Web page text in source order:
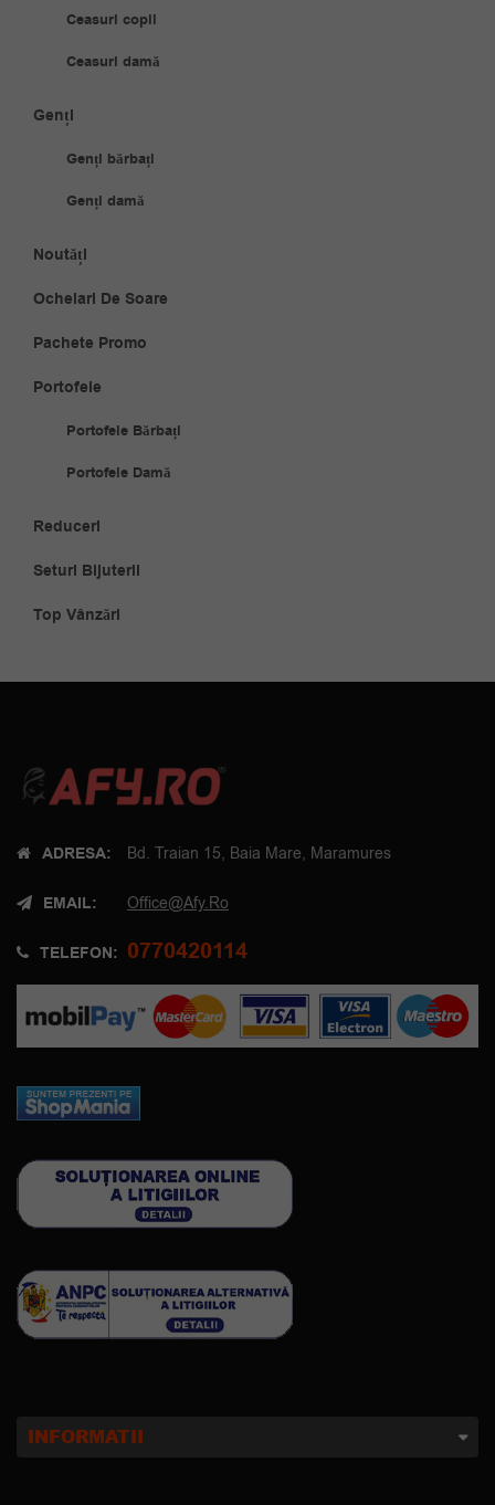
Ceasuri copii
Ceasuri damă
Genți
Genți bărbați
Genți damă
Noutăți
Ochelari De Soare
Pachete Promo
Portofele
Portofele Bărbați
Portofele Damă
Reduceri
Seturi Bijuterii
Top Vânzări
ADRESA: Bd. Traian 15, Baia Mare, Maramures
EMAIL: Office@afy.ro
TELEFON: 0770420114
INFORMATII